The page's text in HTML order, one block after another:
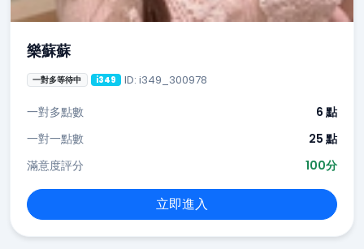
樂蘇蘇
一對多等待中 i349 ID: i349_300978
一對多點數
6 點
一對一點數
25 點
滿意度評分
100分
立即進入